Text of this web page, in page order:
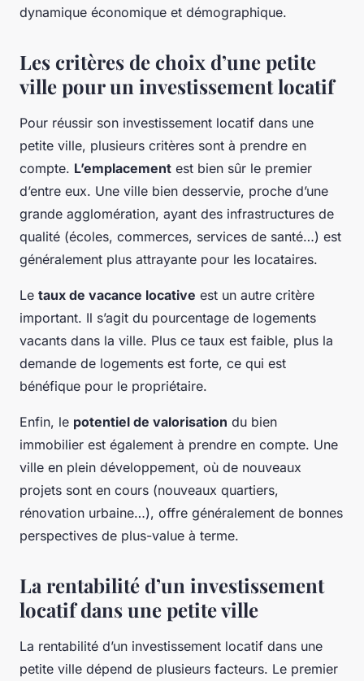
dynamique économique et démographique.
Les critères de choix d’une petite
ville pour un investissement locatif
Pour réussir son investissement locatif dans une
petite ville, plusieurs critères sont à prendre en
compte. L’emplacement est bien sûr le premier
d’entre eux. Une ville bien desservie, proche d’une
grande agglomération, ayant des infrastructures de
qualité (écoles, commerces, services de santé…) est
généralement plus attrayante pour les locataires.
Le taux de vacance locative est un autre critère
important. Il s’agit du pourcentage de logements
vacants dans la ville. Plus ce taux est faible, plus la
demande de logements est forte, ce qui est
bénéfique pour le propriétaire.
Enfin, le potentiel de valorisation du bien
immobilier est également à prendre en compte. Une
ville en plein développement, où de nouveaux
projets sont en cours (nouveaux quartiers,
rénovation urbaine…), offre généralement de bonnes
perspectives de plus-value à terme.
La rentabilité d’un investissement
locatif dans une petite ville
La rentabilité d’un investissement locatif dans une
petite ville dépend de plusieurs facteurs. Le premier